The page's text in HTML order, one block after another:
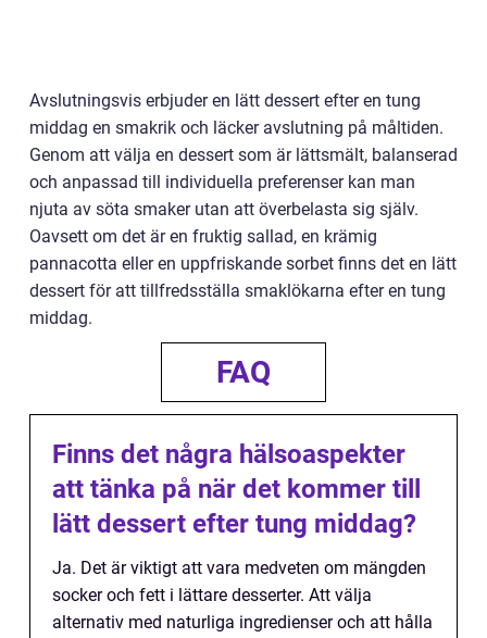
Avslutningsvis erbjuder en lätt dessert efter en tung
middag en smakrik och läcker avslutning på måltiden.
Genom att välja en dessert som är lättsmält, balanserad
och anpassad till individuella preferenser kan man
njuta av söta smaker utan att överbelasta sig själv.
Oavsett om det är en fruktig sallad, en krämig
pannacotta eller en uppfriskande sorbet finns det en lätt
dessert för att tillfredsställa smaklökarna efter en tung
middag.
FAQ
Finns det några hälsoaspekter
att tänka på när det kommer till
lätt dessert efter tung middag?
Ja. Det är viktigt att vara medveten om mängden
socker och fett i lättare desserter. Att välja
alternativ med naturliga ingredienser och att hålla